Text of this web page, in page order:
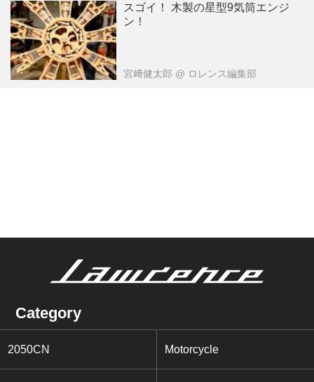
スゴイ！ 木製の星型9気筒エンジ
ン！
宮﨑健太郎 @ ロレンス編集部
Category
2050CN Motorcycle